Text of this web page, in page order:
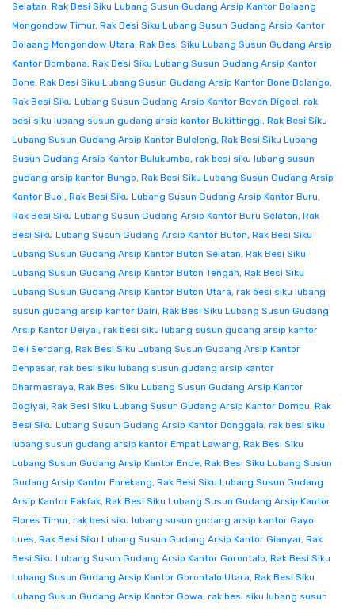
Selatan, Rak Besi Siku Lubang Susun Gudang Arsip Kantor Bolaang
Mongondow Timur, Rak Besi Siku Lubang Susun Gudang Arsip Kantor
Bolaang Mongondow Utara, Rak Besi Siku Lubang Susun Gudang Arsip
Kantor Bombana, Rak Besi Siku Lubang Susun Gudang Arsip Kantor
Bone, Rak Besi Siku Lubang Susun Gudang Arsip Kantor Bone Bolango,
Rak Besi Siku Lubang Susun Gudang Arsip Kantor Boven Digoel, rak
besi siku lubang susun gudang arsip kantor Bukittinggi, Rak Besi Siku
Lubang Susun Gudang Arsip Kantor Buleleng, Rak Besi Siku Lubang
Susun Gudang Arsip Kantor Bulukumba, rak besi siku lubang susun
gudang arsip kantor Bungo, Rak Besi Siku Lubang Susun Gudang Arsip
Kantor Buol, Rak Besi Siku Lubang Susun Gudang Arsip Kantor Buru,
Rak Besi Siku Lubang Susun Gudang Arsip Kantor Buru Selatan, Rak
Besi Siku Lubang Susun Gudang Arsip Kantor Buton, Rak Besi Siku
Lubang Susun Gudang Arsip Kantor Buton Selatan, Rak Besi Siku
Lubang Susun Gudang Arsip Kantor Buton Tengah, Rak Besi Siku
Lubang Susun Gudang Arsip Kantor Buton Utara, rak besi siku lubang
susun gudang arsip kantor Dairi, Rak Besi Siku Lubang Susun Gudang
Arsip Kantor Deiyai, rak besi siku lubang susun gudang arsip kantor
Deli Serdang, Rak Besi Siku Lubang Susun Gudang Arsip Kantor
Denpasar, rak besi siku lubang susun gudang arsip kantor
Dharmasraya, Rak Besi Siku Lubang Susun Gudang Arsip Kantor
Dogiyai, Rak Besi Siku Lubang Susun Gudang Arsip Kantor Dompu, Rak
Besi Siku Lubang Susun Gudang Arsip Kantor Donggala, rak besi siku
lubang susun gudang arsip kantor Empat Lawang, Rak Besi Siku
Lubang Susun Gudang Arsip Kantor Ende, Rak Besi Siku Lubang Susun
Gudang Arsip Kantor Enrekang, Rak Besi Siku Lubang Susun Gudang
Arsip Kantor Fakfak, Rak Besi Siku Lubang Susun Gudang Arsip Kantor
Flores Timur, rak besi siku lubang susun gudang arsip kantor Gayo
Lues, Rak Besi Siku Lubang Susun Gudang Arsip Kantor Gianyar, Rak
Besi Siku Lubang Susun Gudang Arsip Kantor Gorontalo, Rak Besi Siku
Lubang Susun Gudang Arsip Kantor Gorontalo Utara, Rak Besi Siku
Lubang Susun Gudang Arsip Kantor Gowa, rak besi siku lubang susun